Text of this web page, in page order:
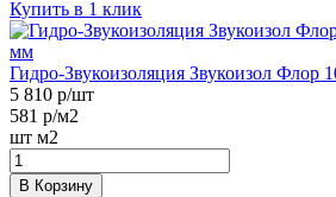
Купить в 1 клик
Гидро-Звукоизоляция Звукоизол Флор
5 810 р/шт
581 р/м2
шт м2
В Корзину